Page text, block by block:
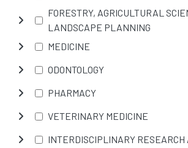
FORESTRY, AGRICULTURAL
LANDSCAPE PLANNING
MEDICINE
ODONTOLOGY
PHARMACY
VETERINARY MEDICINE
INTERDISCIPLINARY RESEARCH